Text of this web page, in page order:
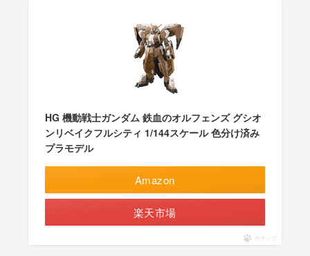
HG 機動戦士ガンダム 鉄血のオルフェンズ グシオ
ンリベイクフルシティ 1/144スケール 色分け済み
プラモデル
Amazon
楽天市場
ポチップ